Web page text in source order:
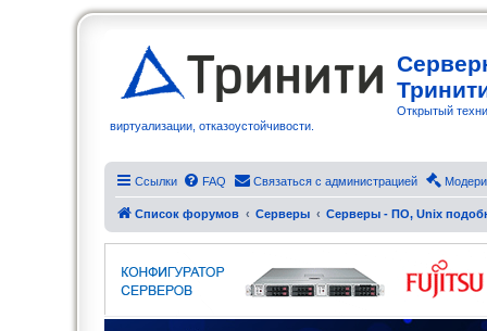
Открытый
виртуализации, отказоустойчивости.
Ссылки FAQ Связаться с администрацией
Список форумов Серверы Серверы - ПО, Unix